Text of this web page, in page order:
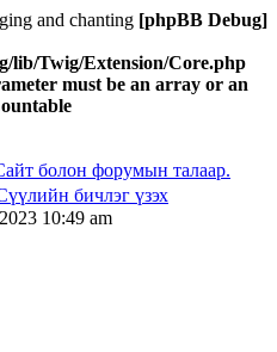
and chanting [phpBB Debug]
lib/Twig/Extension/Core.php
must be an array or an
болон форумын талаар.
бичлэг үзэх
10:49 am